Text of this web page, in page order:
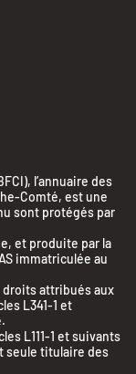
l’annuaire des
Comté, est une
sont protégés par
et produite par la
immatriculée au
droits attribués aux
L341-1 et
L111-1 et suivants
seule titulaire des